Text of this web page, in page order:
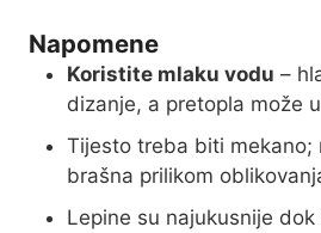
Napomene
Koristite mlaku vodu –
dizanje, a pretopla može
Tijesto treba biti mekano;
brašna prilikom
Lepine su najukusnije